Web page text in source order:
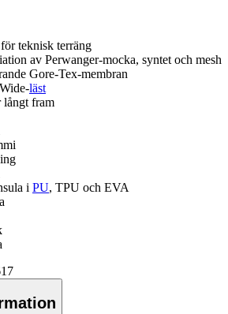
teknisk terräng
av Perwanger-mocka, syntet och mesh
Gore-Tex-membran
läst
långt fram
i PU, TPU och EVA